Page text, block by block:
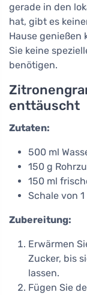
gerade in den
hat, gibt es
Hause genießen
Sie keine
benötigen.
enttäuscht
Zutaten:
500 ml
150 g
150 ml
Schale von
Zubereitung:
Erwärmen
Zucker, bis
lassen.
Fügen Sie